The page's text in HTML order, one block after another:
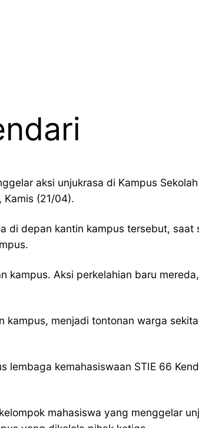
aksi unjukrasa di Kampus
Kamis (21/04).
di depan kantin kampus tersebut, saat
kampus. Aksi perkelahian baru
menjadi tontonan warga
kemahasiswaan STIE 66
mahasiswa yang menggelar